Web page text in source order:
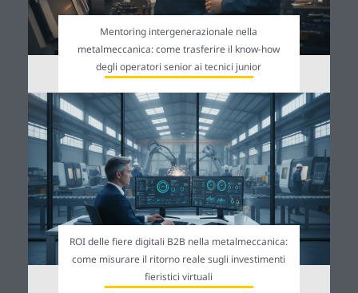
Mentoring intergenerazionale nella
metalmeccanica: come trasferire il know-how
degli operatori senior ai tecnici junior
ROI delle fiere digitali B2B nella metalmeccanica:
come misurare il ritorno reale sugli investimenti
fieristici virtuali